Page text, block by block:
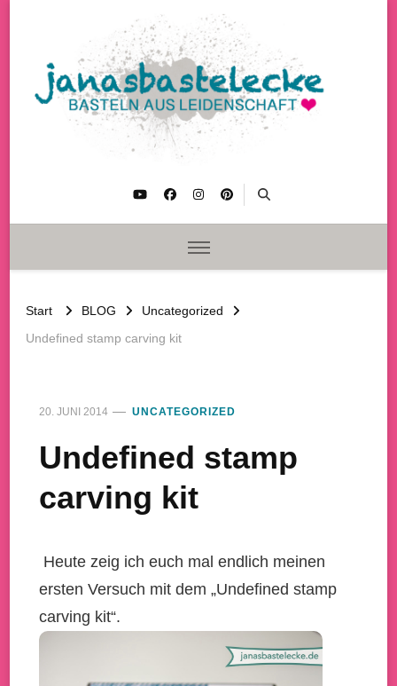
Start BLOG
Uncategorized
Undefined stamp carving kit
20. JUNI 2014 UNCATEGORIZED
Undefined stamp
carving kit
Heute zeig ich euch mal endlich meinen
ersten Versuch mit dem „Undefined stamp
carving kit“.